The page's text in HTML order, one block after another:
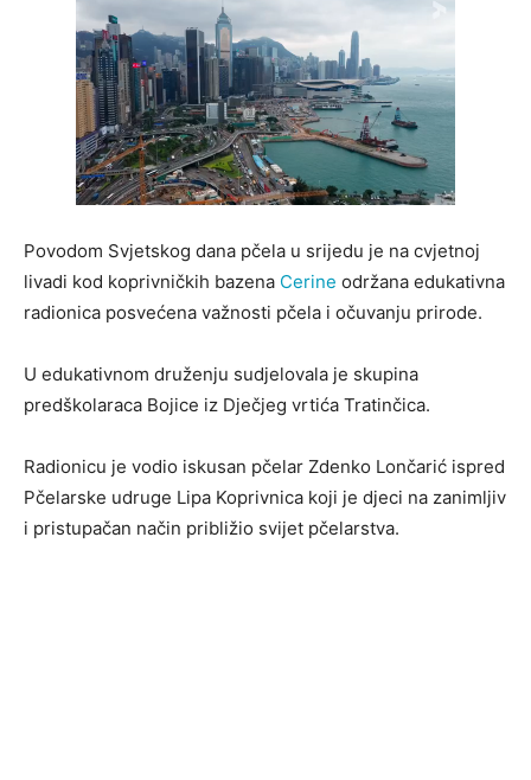
Povodom Svjetskog dana pčela u srijedu je na cvjetnoj
livadi kod koprivničkih bazena Cerine održana edukativna
radionica posvećena važnosti pčela i očuvanju prirode.
U edukativnom druženju sudjelovala je skupina
predškolaraca Bojice iz Dječjeg vrtića Tratinčica.
Radionicu je vodio iskusan pčelar Zdenko Lončarić ispred
Pčelarske udruge Lipa Koprivnica koji je djeci na zanimljiv
i pristupačan način približio svijet pčelarstva.